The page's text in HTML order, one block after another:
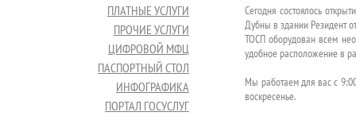
ПЛАТНЫЕ УСЛУГИ
ПРОЧИЕ УСЛУГИ
ЦИФРОВОЙ МФЦ
ПАСПОРТНЫЙ СТОЛ
ИНФОГРАФИКА
ПОРТАЛ ГОСУСЛУГ
Сегодня состоялось
Дубны в здании Резидент
ТОСП оборудован всем
удобное расположение в
Мы работаем для вас с
воскресенье.